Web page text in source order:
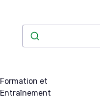
Formation et
Entraînement